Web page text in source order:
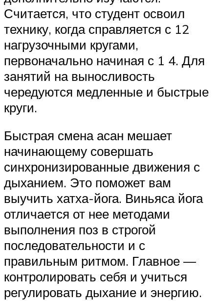
Считается, что студент освоил
технику, когда справляется с 12
нагрузочными кругами,
первоначально начиная с 1 4. Для
занятий на выносливость
чередуются медленные и быстрые
круги.
Быстрая смена асан мешает
начинающему совершать
синхронизированные движения с
дыханием. Это поможет вам
выучить хатха-йога. Виньяса йога
отличается от нее методами
выполнения поз в строгой
последовательности и с
правильным ритмом. Главное —
контролировать себя и учиться
регулировать дыхание и энергию.